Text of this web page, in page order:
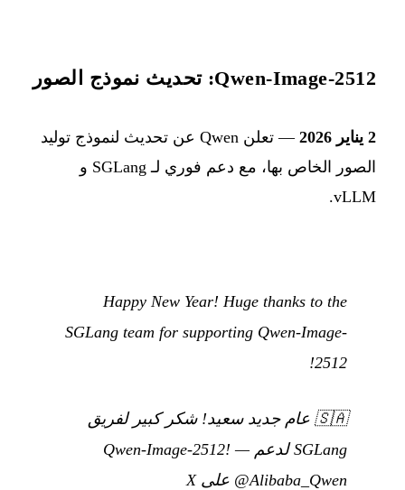
Qwen-Image-2512: تحديث نموذج الصور
2 يناير 2026
— تعلن Qwen عن تحديث لنموذج توليد
الصور الخاص بها، مع دعم فوري لـ SGLang و
vLLM.
Happy New Year! Huge thanks to the
SGLang team for supporting Qwen-Image-
2512!
🇸🇦 عام جديد سعيد! شكر كبير لفريق
SGLang لدعم Qwen-Image-2512!
—
@Alibaba_Qwen على X